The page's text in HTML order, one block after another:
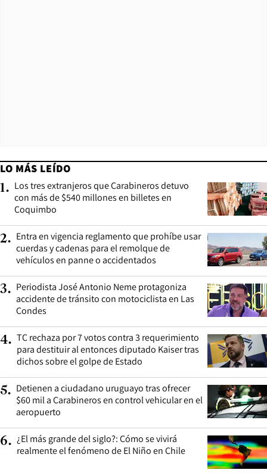
LO MÁS LEÍDO
1. Los tres extranjeros que Carabineros detuvo
con más de $540 millones en billetes en
Coquimbo
2. Entra en vigencia reglamento que prohíbe usar
cuerdas y cadenas para el remolque de
vehículos en panne o accidentados
3. Periodista José Antonio Neme protagoniza
accidente de tránsito con motociclista en Las
Condes
4. TC rechaza por 7 votos contra 3 requerimiento
para destituir al entonces diputado Kaiser tras
dichos sobre el golpe de Estado
5. Detienen a ciudadano uruguayo tras ofrecer
$60 mil a Carabineros en control vehicular en el
aeropuerto
6. ¿El más grande del siglo?: Cómo se vivirá
realmente el fenómeno de El Niño en Chile